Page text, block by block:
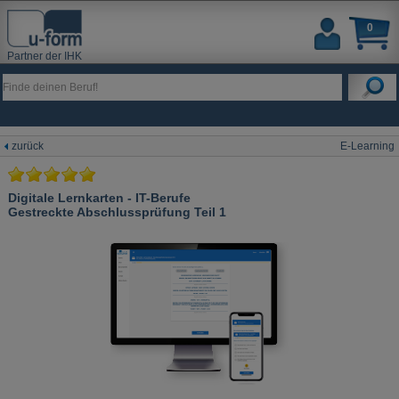
Partner der IHK
0
zurück E-Learning
Digitale Lernkarten - IT-Berufe
Gestreckte Abschlussprüfung Teil 1